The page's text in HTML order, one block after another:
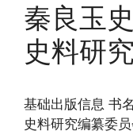
秦良玉
史料研
基础出版信息 书
史料研究编纂委